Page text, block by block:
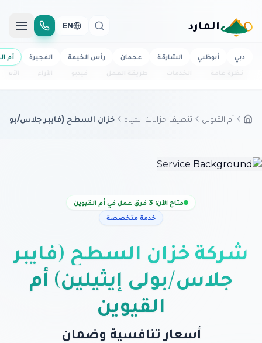
المارد EN
دبي أبوظبي الشارقة عجمان رأس الخيمة الفجيرة
أم
نظرة عامة
الخدمات طريقة العمل فيديو الآراء
أم القيوين تنظيف خزانات المياه خزان السطح (فايبر جلاس/بولي
متاح الآن: 3 فرق عمل في أم القيوين
خدمة متخصصة
شركة خزان السطح (فايبر
جلاس/بولي إيثيلين) أم
القيوين
أسعار تنافسية وضمان